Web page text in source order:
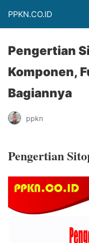
PPKN.CO.ID
Pengertian
Komponen,
Bagiannya
ppkn
Pengertian